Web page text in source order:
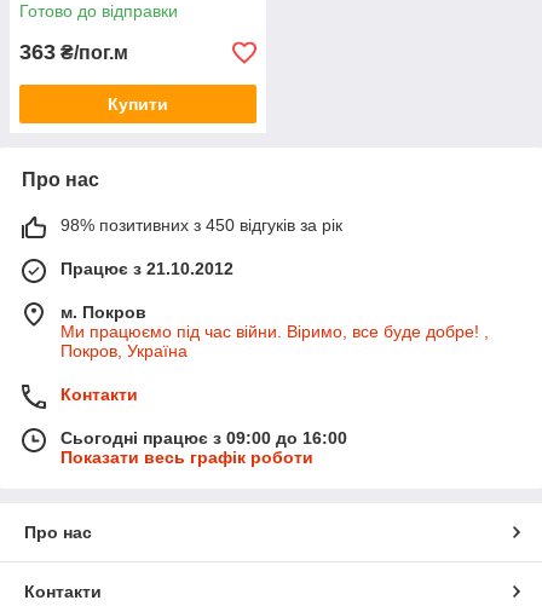
Готово до відправки
363 ₴/пог.м
Купити
Про нас
98% позитивних з 450 відгуків за рік
Працює з 21.10.2012
м. Покров
Ми працюємо під час війни. Віримо, все буде добре! ,
Покров, Україна
Контакти
Сьогодні працює з 09:00 до 16:00
Показати весь графік роботи
Про нас
Контакти